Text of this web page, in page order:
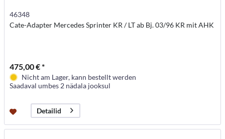
46348
Cate-Adapter Mercedes Sprinter KR / LT ab Bj. 03/96 KR mit AHK
475,00 € *
Nicht am Lager, kann bestellt werden
Saadaval umbes 2 nädala jooksul
Detailid